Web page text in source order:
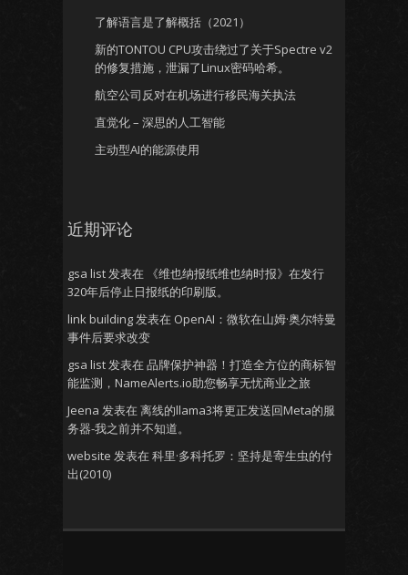
了解语言是了解概括（2021）
新的TONTOU CPU攻击绕过了关于Spectre v2
的修复措施，泄漏了Linux密码哈希。
航空公司反对在机场进行移民海关执法
直觉化 – 深思的人工智能
主动型AI的能源使用
近期评论
gsa list发表在
《维也纳报纸维也纳时报》在发行
320年后停止日报纸的印刷版。
link building发表在 OpenAI：微软在山姆·奥尔特曼
事件后要求改变
gsa list发表在 品牌保护神器！打造全方位的商标智
能监测，NameAlerts.io助您畅享无忧商业之旅
Jeena 发表在 离线的llama3将更正发送回Meta的服
务器-我之前并不知道。
website 发表在 科里·多科托罗：坚持是寄生虫的付
出(2010)